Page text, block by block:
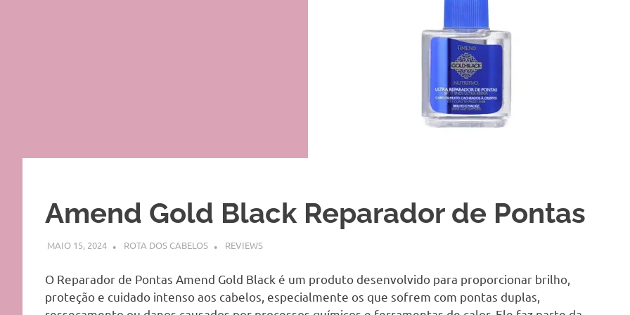
Amend Gold Black Reparador de Pontas
MAIO 15, 2024 ROTA DOS CABELOS REVIEWS
O Reparador de Pontas Amend Gold Black é um produto desenvolvido para proporcionar brilho,
proteção e cuidado intenso aos cabelos, especialmente os que sofrem com pontas duplas,